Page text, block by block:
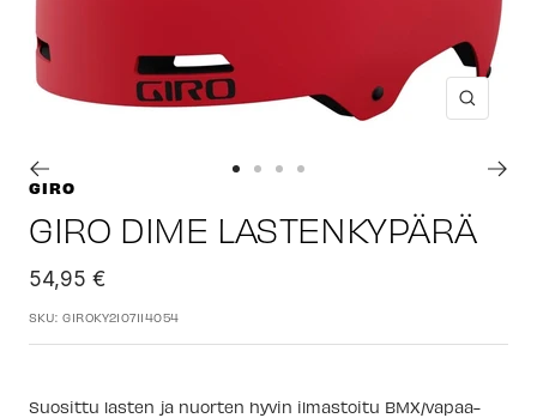
2 3
4
GIRO
GIRO DIME LASTENKYPÄRÄ
Alennushinta
54,95 €
SKU:GIROKY2107114054
Suosittu lasten ja nuorten hyvin ilmastoitu BMX/vapaa-